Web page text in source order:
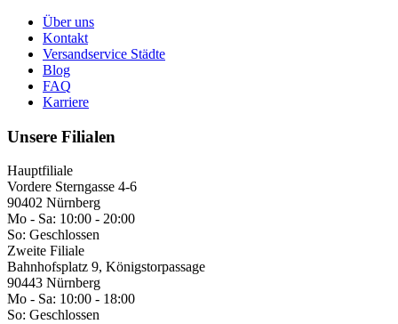
Über uns
Kontakt
Versandservice Städte
Blog
FAQ
Karriere
Unsere Filialen
Hauptfiliale
Vordere Sterngasse 4-6
90402 Nürnberg
Mo - Sa: 10:00 - 20:00
So: Geschlossen
Zweite Filiale
Bahnhofsplatz 9, Königstorpassage
90443 Nürnberg
Mo - Sa: 10:00 - 18:00
So: Geschlossen